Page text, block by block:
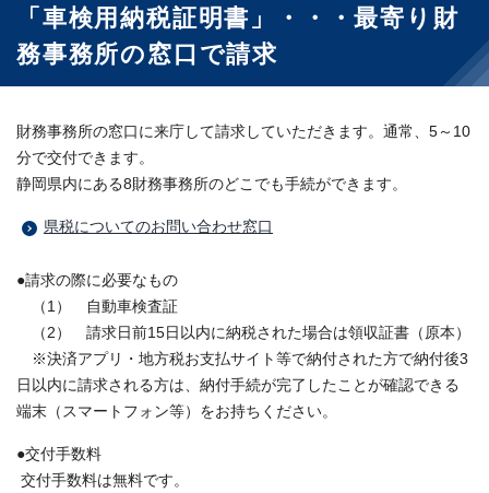
「車検用納税証明書」・・・最寄り財
務事務所の窓口で請求
財務事務所の窓口に来庁して請求していただきます。通常、5～10
分で交付できます。
静岡県内にある8財務事務所のどこでも手続ができます。
県税についてのお問い合わせ窓口
●請求の際に必要なもの
（1） 自動車検査証
（2） 請求日前15日以内に納税された場合は領収証書（原本）
※決済アプリ・地方税お支払サイト等で納付された方で納付後3
日以内に請求される方は、納付手続が完了したことが確認できる
端末（スマートフォン等）をお持ちください。
●交付手数料
交付手数料は無料です。